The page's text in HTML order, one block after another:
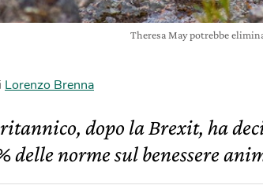
Theresa May potrebbe
Lorenzo Brenna
dopo la Brexit, ha
delle norme sul benessere